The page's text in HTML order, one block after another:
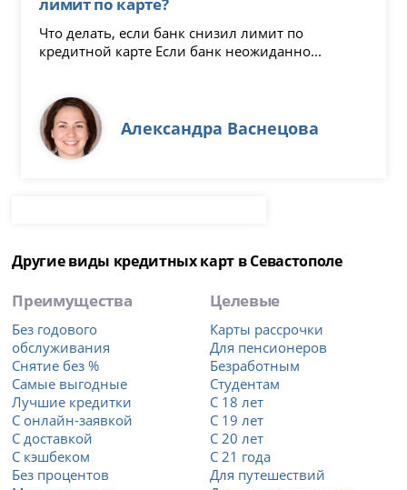
Что делать, если банк снизил лимит по
кредитной карте Если банк неожиданно...
Александра Васнецова
Другие виды кредитных карт в Севастополе
Преимущества
Без годового
обслуживания
Снятие без %
Самые выгодные
Лучшие кредитки
С онлайн-заявкой
С доставкой
С кэшбеком
Без процентов
Целевые
Карты рассрочки
Для пенсионеров
Безработным
Студентам
С 18 лет
С 19 лет
С 20 лет
С 21 года
Для путешествий